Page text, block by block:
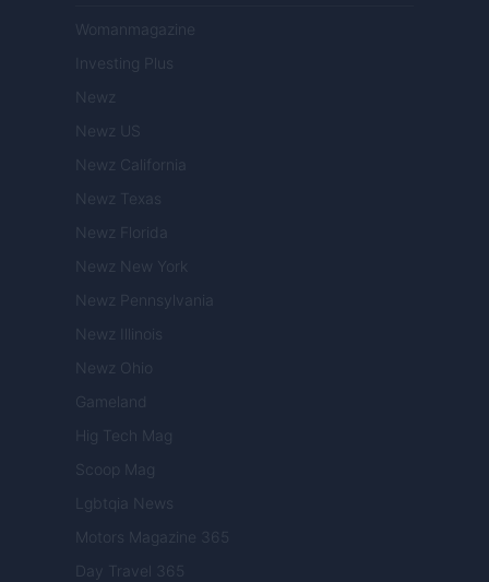
Womanmagazine
Investing Plus
Newz
Newz US
Newz California
Newz Texas
Newz Florida
Newz New York
Newz Pennsylvania
Newz Illinois
Newz Ohio
Gameland
Hig Tech Mag
Scoop Mag
Lgbtqia News
Motors Magazine 365
Day Travel 365